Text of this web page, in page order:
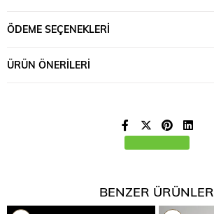
ÖDEME SEÇENEKLERI
ÜRÜN ÖNERILERI
BENZER ÜRÜNLER